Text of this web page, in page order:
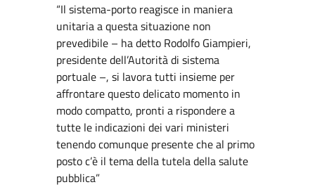
“Il sistema-porto reagisce in maniera
unitaria a questa situazione non
prevedibile – ha detto Rodolfo Giampieri,
presidente dell’Autorità di sistema
portuale –, si lavora tutti insieme per
affrontare questo delicato momento in
modo compatto, pronti a rispondere a
tutte le indicazioni dei vari ministeri
tenendo comunque presente che al primo
posto c’è il tema della tutela della salute
pubblica”